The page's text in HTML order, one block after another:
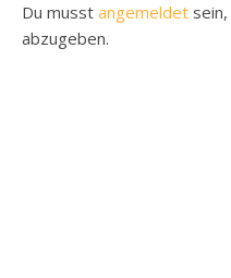
Du musst angemeldet
abzugeben.